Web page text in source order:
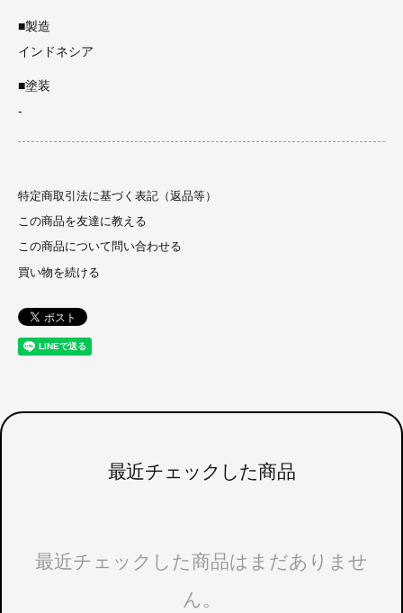
■製造
インドネシア
■塗装
-
特定商取引法に基づく表記（返品等）
この商品を友達に教える
この商品について問い合わせる
買い物を続ける
最近チェックした商品
最近チェックした商品はまだありませ
ん。